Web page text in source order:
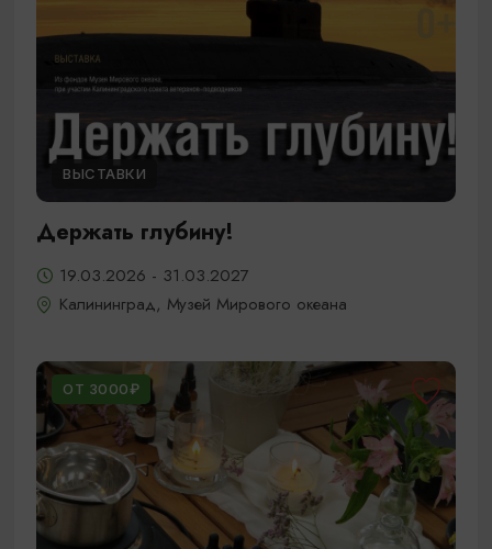
ВЫСТАВКИ
Держать глубину!
19.03.2026 - 31.03.2027
Калининград, Музей Мирового океана
ОТ 3000₽